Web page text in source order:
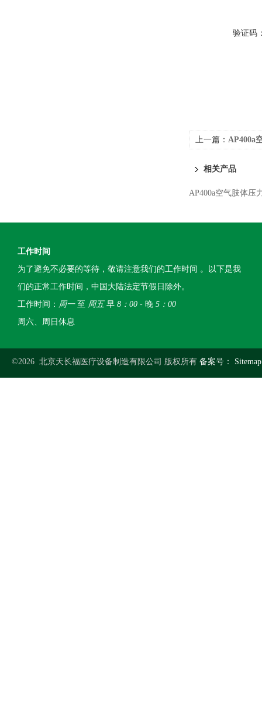
验证码
上一篇： AP400a
相关产品
AP400a空气肢体压
工作时间
为了避免不必要的等待，敬请注意我们的工作时间 。以下是我
们的正常工作时间，中国大陆法定节假日除外。
工作时间： 周一至 周五早 8：00 - 晚 5：00
周六、周日休息
©2026 北京天长福医疗设备制造有限公司 版权所有 备案号：